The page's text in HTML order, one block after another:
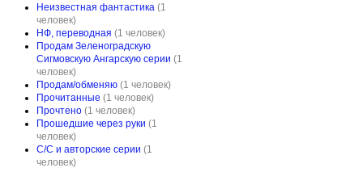
Неизвестная фантастика (1
человек)
НФ, переводная (1 человек)
Продам Зеленоградскую
Сигмовскую Ангарскую серии (1
человек)
Продам/обменяю (1 человек)
Прочитанные (1 человек)
Прочтено (1 человек)
Прошедшие через руки (1
человек)
С/С и авторские серии (1
человек)